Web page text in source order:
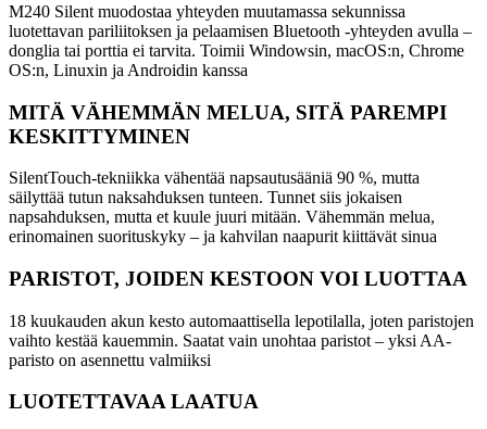
M240 Silent muodostaa yhteyden muutamassa sekunnissa
luotettavan pariliitoksen ja pelaamisen Bluetooth -yhteyden avulla –
donglia tai porttia ei tarvita. Toimii Windowsin, macOS:n, Chrome
OS:n, Linuxin ja Androidin kanssa
MITÄ VÄHEMMÄN MELUA, SITÄ PAREMPI
KESKITTYMINEN
SilentTouch-tekniikka vähentää napsautusääniä 90 %, mutta
säilyttää tutun naksahduksen tunteen. Tunnet siis jokaisen
napsahduksen, mutta et kuule juuri mitään. Vähemmän melua,
erinomainen suorituskyky – ja kahvilan naapurit kiittävät sinua
PARISTOT, JOIDEN KESTOON VOI LUOTTAA
18 kuukauden akun kesto automaattisella lepotilalla, joten paristojen
vaihto kestää kauemmin. Saatat vain unohtaa paristot – yksi AA-
paristo on asennettu valmiiksi
LUOTETTAVAA LAATUA